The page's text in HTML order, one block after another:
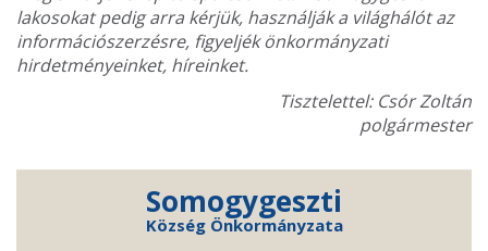
lakosokat pedig arra kérjük, használják a világhálót az
információszerzésre, figyeljék önkormányzati
hirdetményeinket, híreinket.
Tisztelettel: Csór Zoltán
polgármester
Somogygeszti
Község Önkormányzata